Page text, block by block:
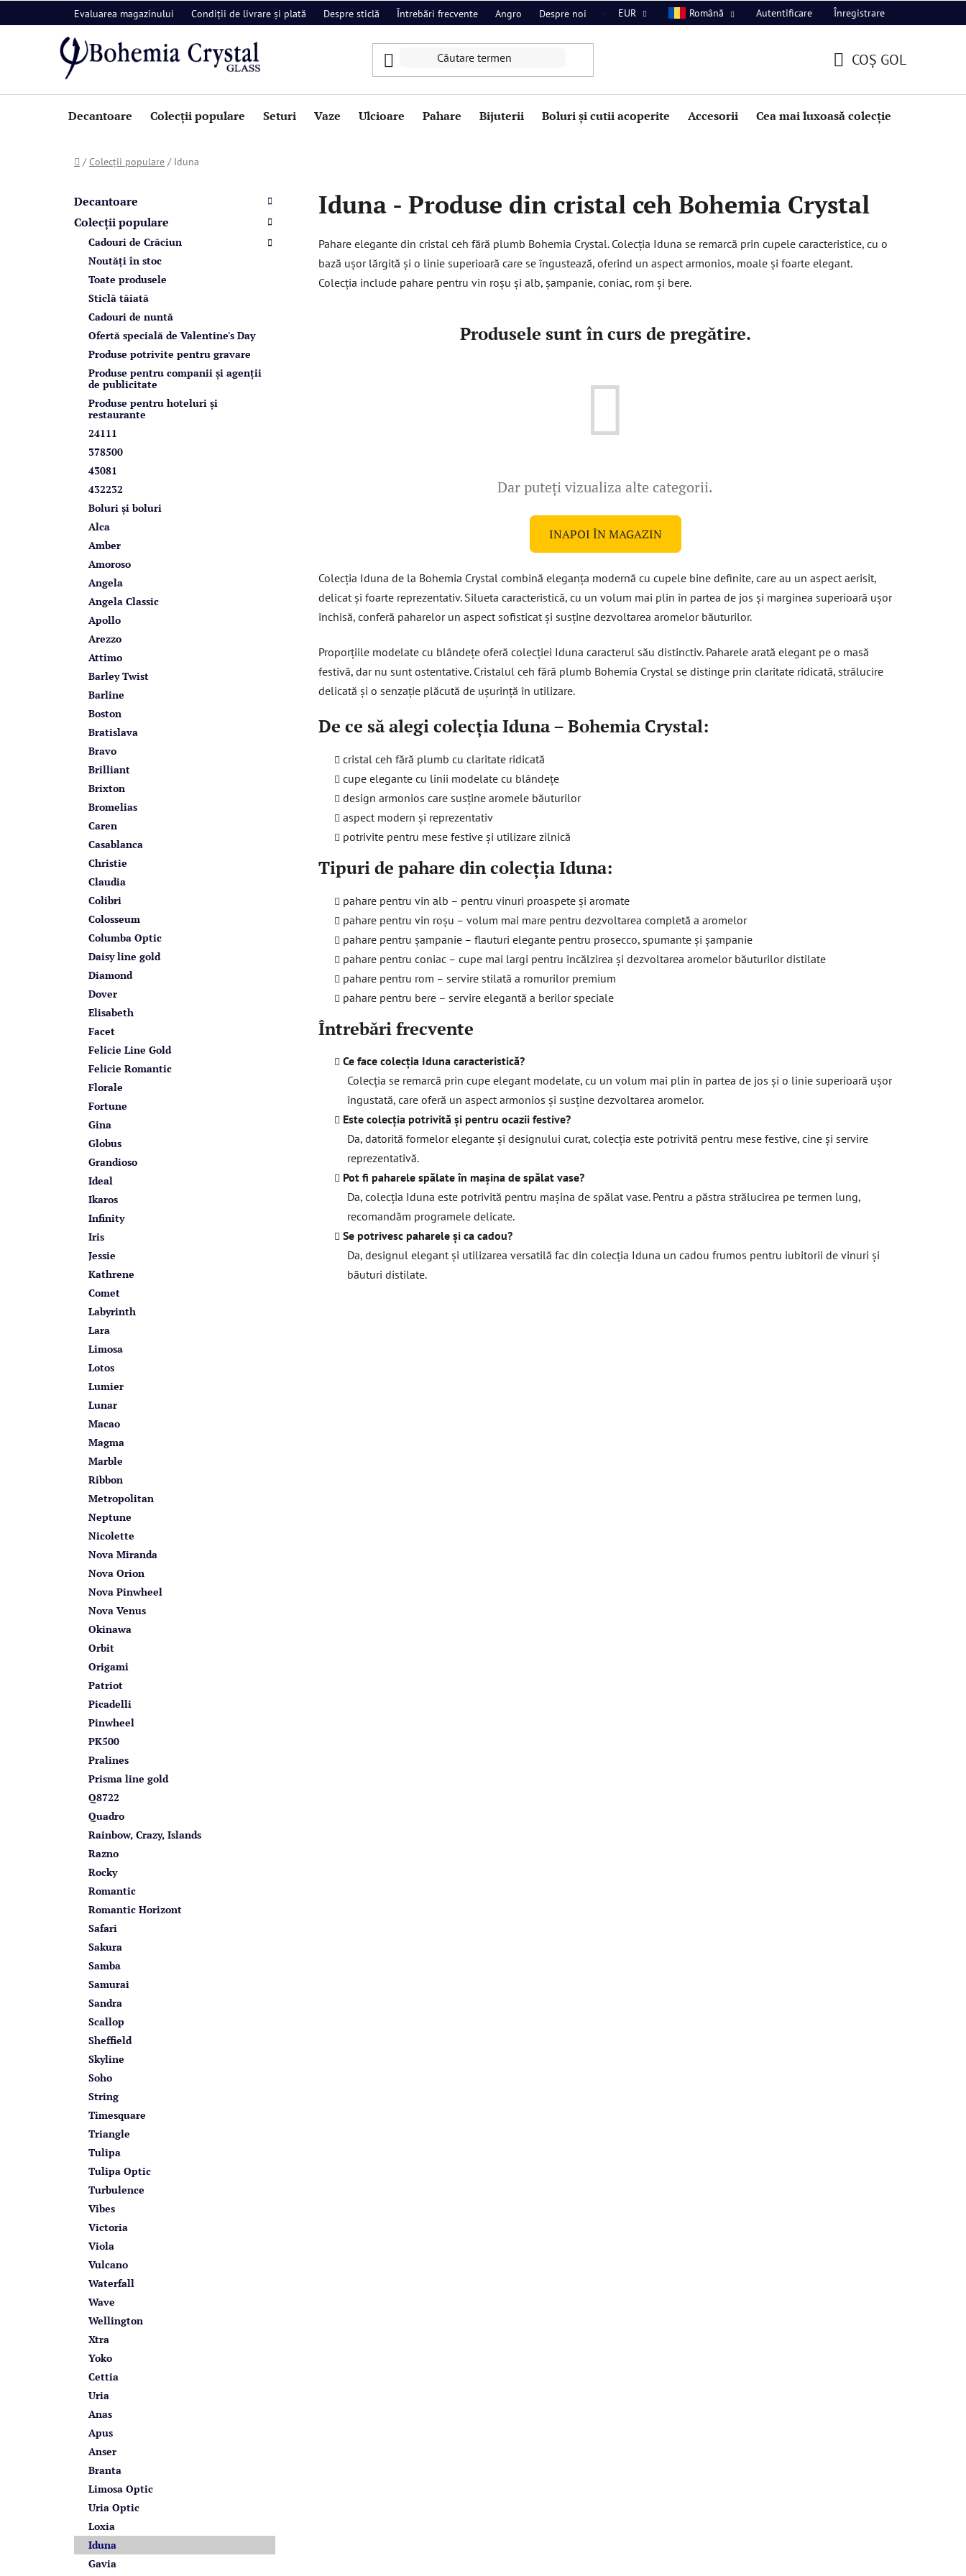
la
Evaluarea magazinului Condiții de livrare și plată Despre sticlă Întrebări frecvente Angro Despre noi Contact
EUR Română Autentificare Înregistrare
DE
COŞ GOL
Decantoare Colecții populare Seturi Vaze Ulcioare Pahare Bijuterii Boluri și cutii acoperite Accesorii Cea mai luxoasă colecție
Acasă
/ Colecții populare / Iduna
peste
categorii
Decantoare
Colecții populare
Cadouri de Crăciun
Noutăți în stoc
Toate produsele
Sticlă tăiată
Cadouri de nuntă
Ofertă specială de Valentine's Day
Produse potrivite pentru gravare
Produse pentru companii și agenții
de publicitate
Produse pentru hoteluri și
restaurante
24111
378500
43081
432232
Boluri și boluri
Alca
Amber
Amoroso
Angela
Angela Classic
Apollo
Arezzo
Attimo
Barley Twist
Barline
Boston
Bratislava
Bravo
Brilliant
Brixton
Bromelias
Caren
Casablanca
Christie
Claudia
Colibri
Colosseum
Columba Optic
Daisy line gold
Diamond
Dover
Elisabeth
Facet
Felicie Line Gold
Felicie Romantic
Florale
Fortune
Gina
Globus
Grandioso
Ideal
Ikaros
Infinity
Iris
Jessie
Kathrene
Comet
Labyrinth
Lara
Limosa
Lotos
Lumier
Lunar
Macao
Magma
Marble
Ribbon
Metropolitan
Neptune
Nicolette
Nova Miranda
Nova Orion
Nova Pinwheel
Nova Venus
Okinawa
Orbit
Origami
Patriot
Picadelli
Pinwheel
PK500
Pralines
Prisma line gold
Q8722
Quadro
Rainbow, Crazy, Islands
Razno
Rocky
Romantic
Romantic Horizont
Safari
Sakura
Samba
Samurai
Sandra
Scallop
Sheffield
Skyline
Soho
String
Timesquare
Triangle
Tulipa
Tulipa Optic
Turbulence
Vibes
Victoria
Viola
Vulcano
Waterfall
Wave
Wellington
Xtra
Yoko
Cettia
Uria
Anas
Apus
Anser
Branta
Limosa Optic
Uria Optic
Loxia
Iduna
Gavia
Iduna - Produse din cristal ceh Bohemia Crystal
Pahare elegante din cristal ceh fără plumb Bohemia Crystal. Colecția Iduna se remarcă prin cupele caracteristice, cu o
bază ușor lărgită și o linie superioară care se îngustează, oferind un aspect armonios, moale și foarte elegant.
Colecția include pahare pentru vin roșu și alb, șampanie, coniac, rom și bere.
Produsele sunt în curs de pregătire.
Dar puteţi vizualiza alte categorii.
INAPOI ÎN MAGAZIN
Colecția Iduna de la Bohemia Crystal combină eleganța modernă cu cupele bine definite, care au un aspect aerisit,
delicat și foarte reprezentativ. Silueta caracteristică, cu un volum mai plin în partea de jos și marginea superioară ușor
închisă, conferă paharelor un aspect sofisticat și susține dezvoltarea aromelor băuturilor.
Proporțiile modelate cu blândețe oferă colecției Iduna caracterul său distinctiv. Paharele arată elegant pe o masă
festivă, dar nu sunt ostentative. Cristalul ceh fără plumb Bohemia Crystal se distinge prin claritate ridicată, strălucire
delicată și o senzație plăcută de ușurință în utilizare.
De ce să alegi colecția Iduna – Bohemia Crystal:
cristal ceh fără plumb cu claritate ridicată
cupe elegante cu linii modelate cu blândețe
design armonios care susține aromele băuturilor
aspect modern și reprezentativ
potrivite pentru mese festive și utilizare zilnică
Tipuri de pahare din colecția Iduna:
pahare pentru vin alb – pentru vinuri proaspete și aromate
pahare pentru vin roșu – volum mai mare pentru dezvoltarea completă a aromelor
pahare pentru șampanie – flauturi elegante pentru prosecco, spumante și șampanie
pahare pentru coniac – cupe mai largi pentru încălzirea și dezvoltarea aromelor băuturilor distilate
pahare pentru rom – servire stilată a romurilor premium
pahare pentru bere – servire elegantă a berilor speciale
Întrebări frecvente
Ce face colecția Iduna caracteristică?
Colecția se remarcă prin cupe elegant modelate, cu un volum mai plin în partea de jos și o linie superioară ușor
îngustată, care oferă un aspect armonios și susține dezvoltarea aromelor.
Este colecția potrivită și pentru ocazii festive?
Da, datorită formelor elegante și designului curat, colecția este potrivită pentru mese festive, cine și servire
reprezentativă.
Pot fi paharele spălate în mașina de spălat vase?
Da, colecția Iduna este potrivită pentru mașina de spălat vase. Pentru a păstra strălucirea pe termen lung,
recomandăm programele delicate.
Se potrivesc paharele și ca cadou?
Da, designul elegant și utilizarea versatilă fac din colecția Iduna un cadou frumos pentru iubitorii de vinuri și
băuturi distilate.